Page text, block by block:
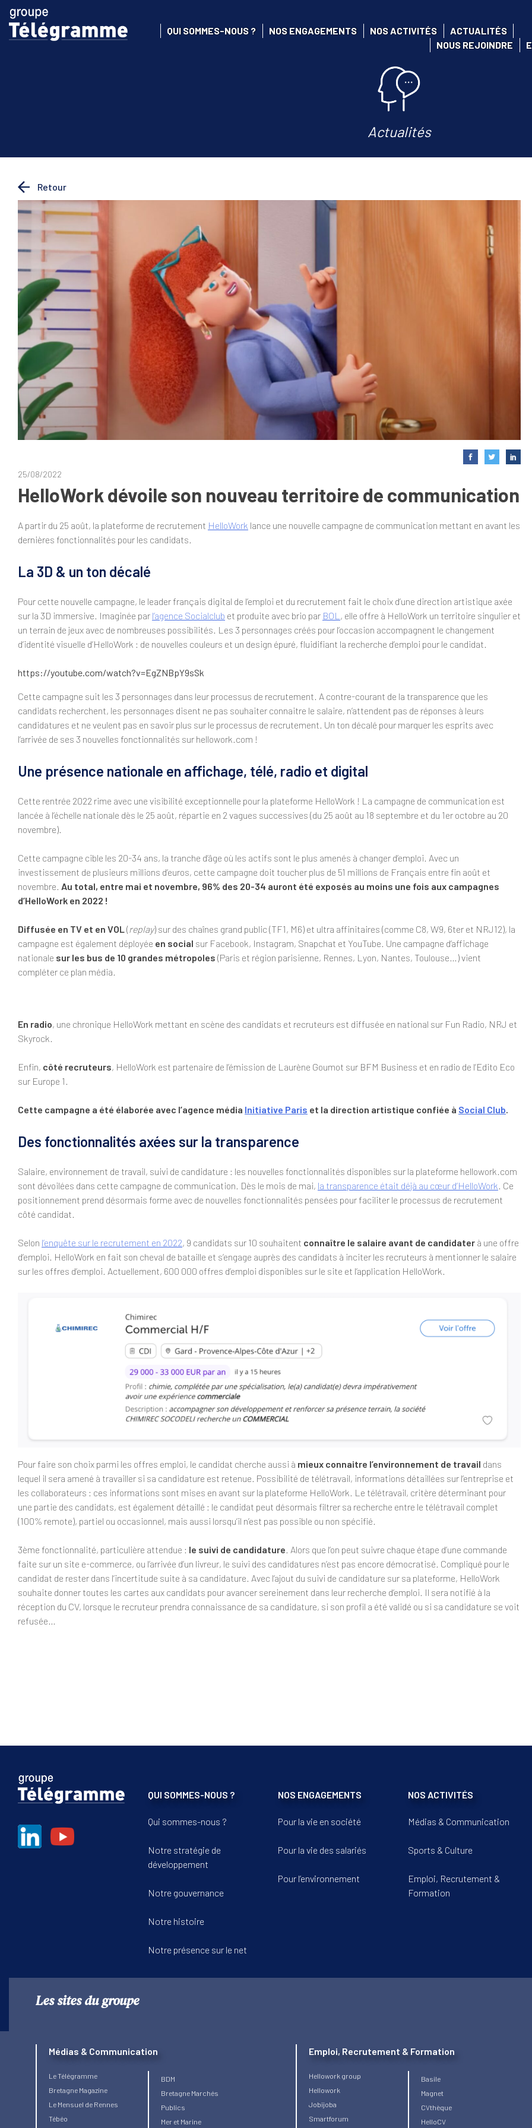
QUI SOMMES-NOUS ? NOS ENGAGEMENTS NOS ACTIVITÉS
ACTUALITÉS
NOUS REJOINDRE
Actualités
Retour
25/08/2022
HelloWork dévoile son nouveau territoire de communication
A partir du 25 août, la plateforme de recrutement HelloWork lance une nouvelle campagne de communication mettant en avant les
dernières fonctionnalités pour les candidats.
La 3D & un ton décalé
Pour cette nouvelle campagne, le leader français digital de l’emploi et du recrutement fait le choix d’une direction artistique axée
sur la 3D immersive. Imaginée par l’agence Socialclub et produite avec brio par BOL , elle offre à HelloWork un territoire singulier et
un terrain de jeux avec de nombreuses possibilités. Les 3 personnages créés pour l’occasion accompagnent le changement
d’identité visuelle d’HelloWork : de nouvelles couleurs et un design épuré, fluidifiant la recherche d’emploi pour le candidat.
https://youtube.com/watch?v=EgZNBpY9sSk
Cette campagne suit les 3 personnages dans leur processus de recrutement. A contre-courant de la transparence que les
candidats recherchent, les personnages disent ne pas souhaiter connaitre le salaire, n’attendent pas de réponses à leurs
candidatures et ne veulent pas en savoir plus sur le processus de recrutement. Un ton décalé pour marquer les esprits avec
l’arrivée de ses 3 nouvelles fonctionnalités sur hellowork.com !
Une présence nationale en affichage, télé, radio et digital
Cette rentrée 2022 rime avec une visibilité exceptionnelle pour la plateforme HelloWork ! La campagne de communication est
lancée à l’échelle nationale dès le 25 août, répartie en 2 vagues successives (du 25 août au 18 septembre et du 1er octobre au 20
novembre).
Cette campagne cible les 20-34 ans, la tranche d’âge où les actifs sont le plus amenés à changer d’emploi. Avec un
investissement de plusieurs millions d’euros, cette campagne doit toucher plus de 51 millions de Français entre fin août et
novembre. Au total, entre mai et novembre, 96% des 20-34 auront été exposés au moins une fois aux campagnes
d’HelloWork en 2022 !
Diffusée en TV et en VOL(replay) sur des chaînes grand public (TF1, M6) et ultra affinitaires (comme C8, W9, 6ter et NRJ12), la
campagne est également déployée en social sur Facebook, Instagram, Snapchat et YouTube. Une campagne d’affichage
nationale sur les bus de 10 grandes métropoles (Paris et région parisienne, Rennes, Lyon, Nantes, Toulouse…) vient
compléter ce plan média.
En radio, une chronique HelloWork mettant en scène des candidats et recruteurs est diffusée en national sur Fun Radio, NRJ et
Skyrock.
Enfin, côté recruteurs, HelloWork est partenaire de l’émission de Laurène Goumot sur BFM Business et en radio de l’Edito Eco
sur Europe 1.
Cette campagne a été élaborée avec l’agence média Initiative Paris et la direction artistique confiée à Social Club.
Des fonctionnalités axées sur la transparence
Salaire, environnement de travail, suivi de candidature : les nouvelles fonctionnalités disponibles sur la plateforme hellowork.com
sont dévoilées dans cette campagne de communication. Dès le mois de mai, la transparence était déjà au cœur d’HelloWork . Ce
positionnement prend désormais forme avec de nouvelles fonctionnalités pensées pour faciliter le processus de recrutement
côté candidat.
Selon l’enquête sur le recrutement en 2022, 9 candidats sur 10 souhaitent connaître le salaire avant de candidater à une offre
d’emploi. HelloWork en fait son cheval de bataille et s’engage auprès des candidats à inciter les recruteurs à mentionner le salaire
sur les offres d’emploi. Actuellement, 600 000 offres d’emploi disponibles sur le site et l’application HelloWork.
Pour faire son choix parmi les offres emploi, le candidat cherche aussi à mieux connaitre l’environnement de travail dans
lequel il sera amené à travailler si sa candidature est retenue. Possibilité de télétravail, informations détaillées sur l’entreprise et
les collaborateurs : ces informations sont mises en avant sur la plateforme HelloWork. Le télétravail, critère déterminant pour
une partie des candidats, est également détaillé : le candidat peut désormais filtrer sa recherche entre le télétravail complet
(100% remote), partiel ou occasionnel, mais aussi lorsqu’il n’est pas possible ou non spécifié.
3ème fonctionnalité, particulière attendue : le suivi de candidature . Alors que l’on peut suivre chaque étape d’une commande
faite sur un site e-commerce, ou l’arrivée d’un livreur, le suivi des candidatures n’est pas encore démocratisé. Compliqué pour le
candidat de rester dans l’incertitude suite à sa candidature. Avec l’ajout du suivi de candidature sur sa plateforme, HelloWork
souhaite donner toutes les cartes aux candidats pour avancer sereinement dans leur recherche d’emploi. Il sera notifié à la
réception du CV, lorsque le recruteur prendra connaissance de sa candidature, si son profil a été validé ou si sa candidature se voit
refusée…
QUI SOMMES-NOUS ?
Qui sommes-nous ?
Notre stratégie de
développement
Notre gouvernance
Notre histoire
Notre présence sur le net
NOS ENGAGEMENTS
Pour la vie en société
Pour la vie des salariés
Pour l’environnement
NOS ACTIVITÉS
Médias & Communication
Sports & Culture
Emploi, Recrutement &
Formation
Les sites du groupe
Médias & Communication
Le Télégramme
Bretagne Magazine
Le Mensuel de Rennes
Tébéo
BDM
Bretagne Marchés
Publics
Mer et Marine
Emploi, Recrutement & Formation
Hellowork group
Hellowork
Jobijoba
Smartforum
Basile
Magnet
CVthèque
HelloCV